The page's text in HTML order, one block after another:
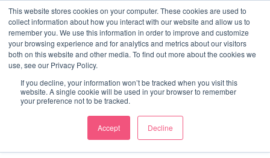
This website stores cookies on your computer. These cookies are used to
collect information about how you interact with our website and allow us to
remember you. We use this information in order to improve and customize
your browsing experience and for analytics and metrics about our visitors
both on this website and other media. To find out more about the cookies we
use, see our Privacy Policy.
If you decline, your information won’t be tracked when you visit this
website. A single cookie will be used in your browser to remember
your preference not to be tracked.
Accept Decline